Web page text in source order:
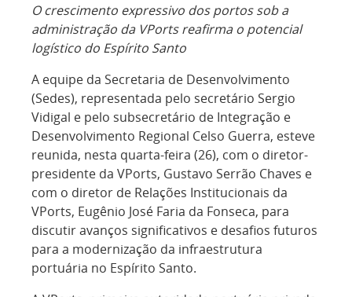
O crescimento expressivo dos portos sob a
administração da VPorts reafirma o potencial
logístico do Espírito Santo
A equipe da Secretaria de Desenvolvimento
(Sedes), representada pelo secretário Sergio
Vidigal e pelo subsecretário de Integração e
Desenvolvimento Regional Celso Guerra, esteve
reunida, nesta quarta-feira (26), com o diretor-
presidente da VPorts, Gustavo Serrão Chaves e
com o diretor de Relações Institucionais da
VPorts, Eugênio José Faria da Fonseca, para
discutir avanços significativos e desafios futuros
para a modernização da infraestrutura
portuária no Espírito Santo.